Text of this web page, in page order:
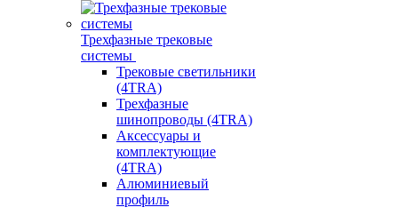
Трехфазные трековые
системы
Трековые светильники
(4TRA)
Трехфазные
шинопроводы (4TRA)
Аксессуары и
комплектующие
(4TRA)
Алюминиевый
профиль